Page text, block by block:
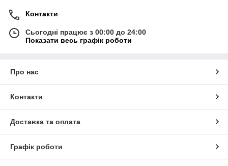
Контакти
Сьогодні працює з 00:00 до 24:00
Показати весь графік роботи
Про нас
Контакти
Доставка та оплата
Графік роботи